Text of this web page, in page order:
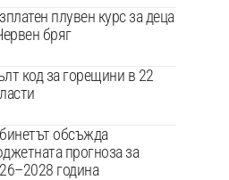
плувен курс за деца
бряг
код за горещини в 22
обсъжда
прогноза за
година